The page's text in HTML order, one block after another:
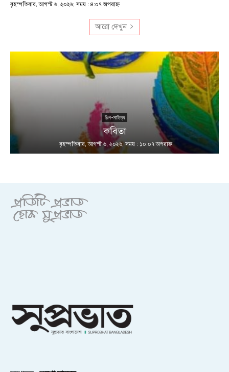
বৃহস্পতিবার, আগস্ট ৬, ২০২৬; সময় : ৪:০৭ অপরাহ্ণ
আরো দেখুন
শিল্প-সাহিত্য
কবিতা
বৃহস্পতিবার, আগস্ট ৬, ২০২৬; সময় : ১০:০৭ অপরাহ্ণ